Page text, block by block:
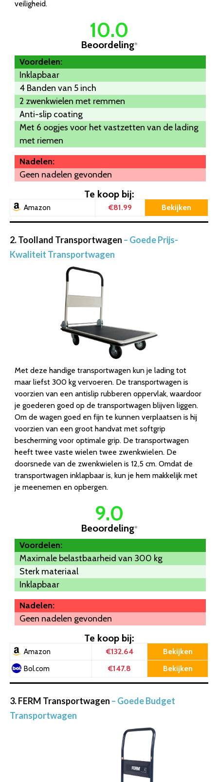
veiligheid.
10.0
Beoordeling*
Voordelen:
Inklapbaar
4 Banden van 5 inch
2 zwenkwielen met remmen
Anti-slip coating
Met 6 oogjes voor het vastzetten van de lading
met riemen
Nadelen:
Geen nadelen gevonden
Te koop bij:
Amazon €81.99 Bekijken
2. Toolland Transportwagen – Goede Prijs-
Kwaliteit Transportwagen
Met deze handige transportwagen kun je lading tot
maar liefst 300 kg vervoeren. De transportwagen is
voorzien van een antislip rubberen oppervlak, waardoor
je goederen goed op de transportwagen blijven liggen.
Om de wagen goed en fijn te kunnen verplaatsen is hij
voorzien van een groot handvat met softgrip
bescherming voor optimale grip. De transportwagen
heeft twee vaste wielen twee zwenkwielen. De
doorsnede van de zwenkwielen is 12,5 cm. Omdat de
transportwagen inklapbaar is, kun je hem makkelijk met
je meenemen en opbergen.
9.0
Beoordeling*
Voordelen:
Maximale belastbaarheid van 300 kg
Sterk materiaal
Inklapbaar
Nadelen:
Geen nadelen gevonden
Te koop bij:
Amazon €132.64 Bekijken
Bol.com €147.8 Bekijken
3. FERM Transportwagen – Goede Budget
Transportwagen